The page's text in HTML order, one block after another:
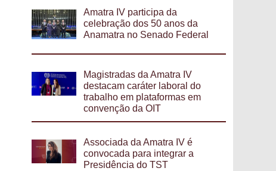
Amatra IV participa da
celebração dos 50 anos da
Anamatra no Senado Federal
Magistradas da Amatra IV
destacam caráter laboral do
trabalho em plataformas em
convenção da OIT
Associada da Amatra IV é
convocada para integrar a
Presidência do TST